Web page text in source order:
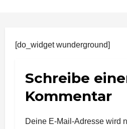
[do_widget wunderground]
Schreibe
Kommentar
Deine E-Mail-Adresse wird